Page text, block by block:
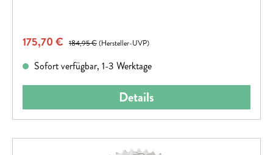
Verkaufspreis:
175,70 € Regulärer Preis:
184,95 €(Hersteller-UVP)
Sofort verfügbar, 1-3 Werktage
Details